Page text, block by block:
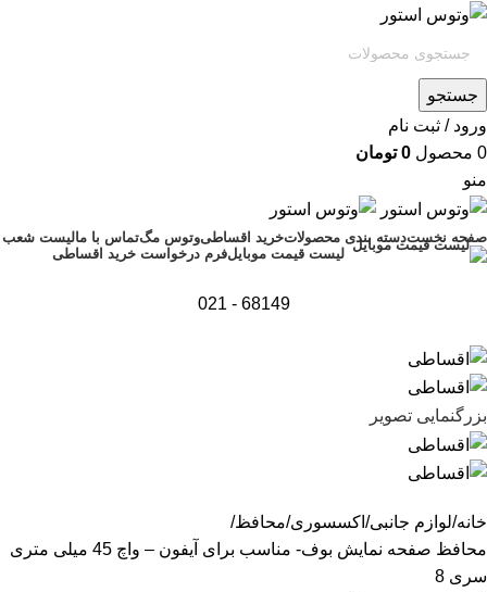
جستجو
ورود / ثبت نام
0 محصول 0 تومان
منو
صفحه نخستدسته بندی محصولاتخرید اقساطیوتوس مگتماس با مالیست شعب
لیست قیمت موبایلفرم درخواست خرید اقساطی
68149 - 021
بزرگنمایی تصویر
خانه لوازم جانبی اکسسوری محافظ
محافظ صفحه نمایش بوف- مناسب برای آیفون – واچ 45 میلی متری
سری 8